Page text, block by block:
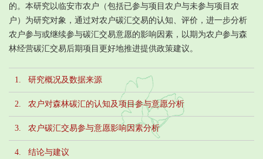
的。本研究以临安市农户（包括已参与项目农户与未参与项目农
户）为研究对象，通过对农户碳汇交易的认知、评价，进一步分析
农户参与或继续参与碳汇交易意愿的影响因素，以期为农户参与森
林经营碳汇交易后期项目更好地推进提供政策建议。
1. 研究概况及数据来源
2. 农户对森林碳汇的认知及项目参与意愿分析
3. 农户碳汇交易参与意愿影响因素分析
4. 结论与建议